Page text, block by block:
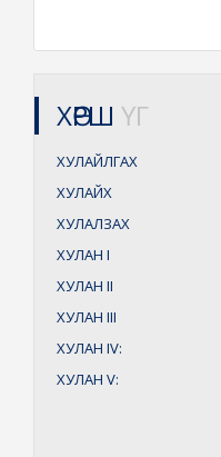
ХӨРШ ҮГ
ХУЛАЙЛГАХ
ХУЛАЙХ
ХУЛАЛЗАХ
ХУЛАН I
ХУЛАН II
ХУЛАН III
ХУЛАН IV:
ХУЛАН V: